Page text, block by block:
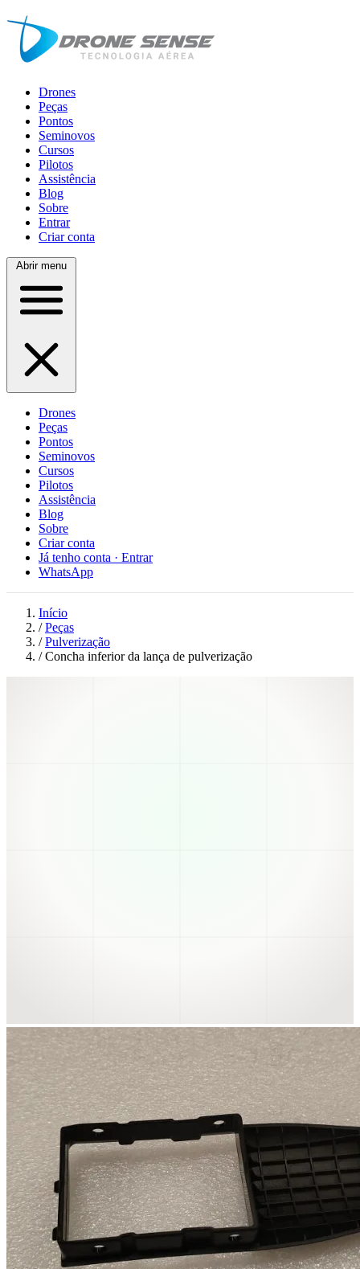
Drones
Peças
Pontos
Seminovos
Cursos
Pilotos
Assistência
Blog
Sobre
Entrar
Criar conta
Abrir menu
Drones
Peças
Pontos
Seminovos
Cursos
Pilotos
Assistência
Blog
Sobre
Criar conta
Já tenho conta · Entrar
WhatsApp
Início
/ Peças
/ Pulverização
/ Concha inferior da lança de pulverização